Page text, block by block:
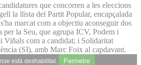
que concorren a les eleccions
la llista del Partit Popular, encapçalada
marcat com a objectiu aconseguir dos
per la Seu, que agrupa ICV, Podem i
Viñals com a candidat; i Solidaritat
(SI), amb Marc Foix al capdavant.
està deshabilitat. Permetre